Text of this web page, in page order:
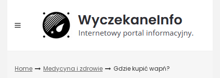
content
Home Medycyna i zdrowie Gdzie kupić wapń?